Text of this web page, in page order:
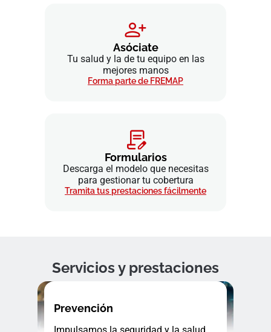
Asóciate
Tu salud y la de tu equipo en las
mejores manos
Forma parte de FREMAP
Formularios
Descarga el modelo que necesitas
para gestionar tu cobertura
Tramita tus prestaciones fácilmente
Servicios y prestaciones
Prevención